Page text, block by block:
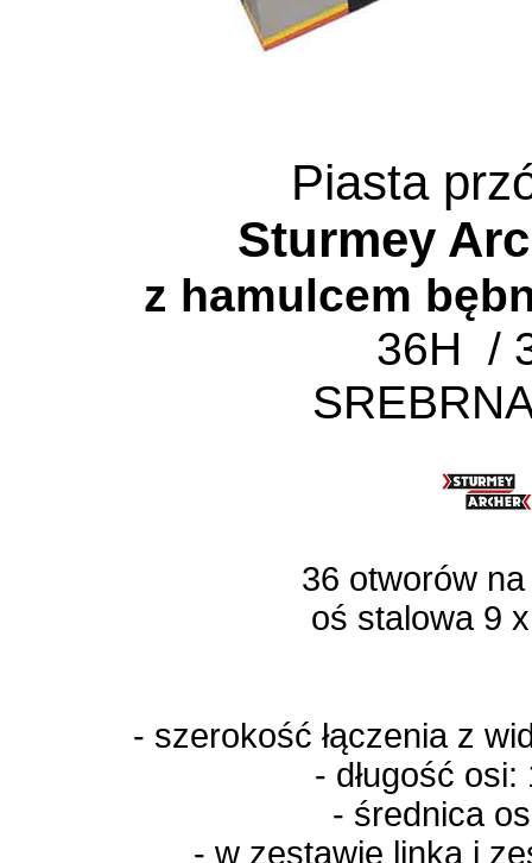
Piasta
Sturmey
z hamulcem
36H /
36 otworów
oś stalowa 9
- szerokość łączenia z
- długość
- średnica
- w zestawie linka i